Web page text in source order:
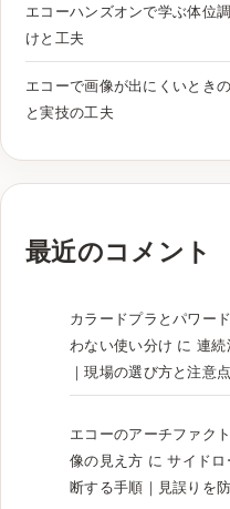
エコーハンズオンで学ぶ体位
けと工夫
エコーで画像が出にくいとき
と実技の工夫
最近のコメント
カラードプラとパワー
わない使い分け に連続
｜現場の選び方と注意点
エコーのアーチファク
像の見え方 にサイドロ
断する手順｜見誤りを